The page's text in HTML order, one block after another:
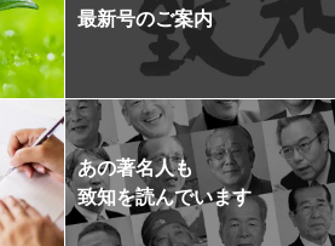
最新号のご案内
あの著名人も
致知を読んでいます